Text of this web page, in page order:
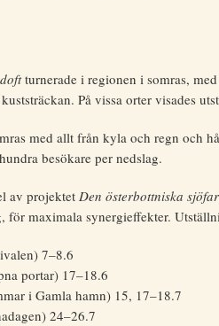
turnerade i regionen i somras,
På vissa orter visades
med allt från kyla och regn och
besökare per nedslag.
av projektet Den österbottniska
för maximala synergieffekter.
7–8.6
portar) 17–18.6
i Gamla hamn) 15, 17–18.7
24–26.7